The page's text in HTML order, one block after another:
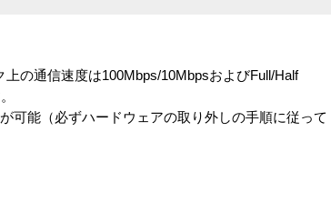
の通信速度は100Mbps/10MbpsおよびFull/Half
可能（必ずハードウェアの取り外しの手順に従って